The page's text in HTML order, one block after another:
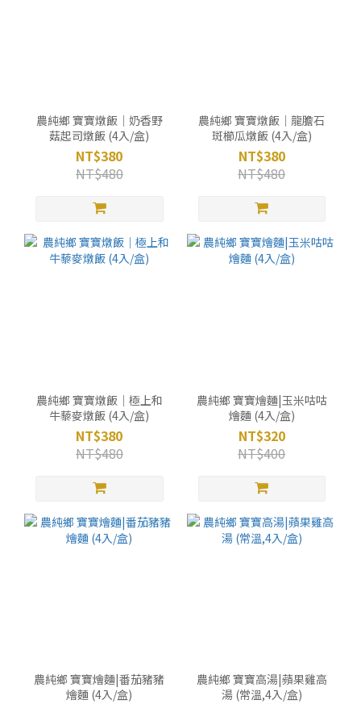
農純鄉 寶寶燉飯｜奶香野
菇起司燉飯 (4入/盒)
NT$380
NT$480
農純鄉 寶寶燉飯｜龍膽石
斑櫛瓜燉飯 (4入/盒)
NT$380
NT$480
農純鄉 寶寶燉飯｜極上和
牛藜麥燉飯 (4入/盒)
NT$380
NT$480
農純鄉 寶寶燴麵|玉米咕咕
燴麵 (4入/盒)
NT$320
NT$400
農純鄉 寶寶燴麵|番茄豬豬
燴麵 (4入/盒)
農純鄉 寶寶高湯|蘋果雞高
湯 (常溫,4入/盒)